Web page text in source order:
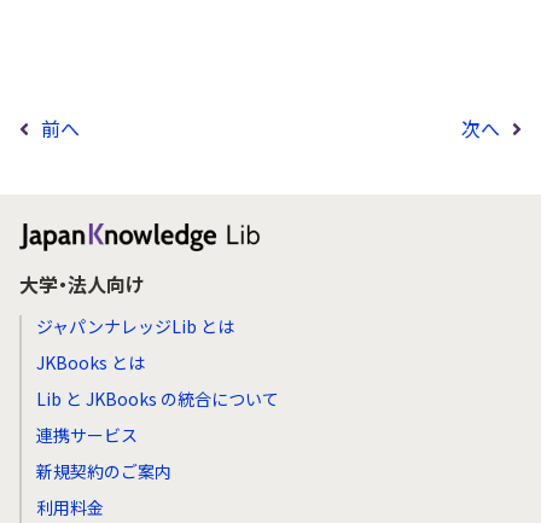
前へ 次へ
大学・法人向け
ジャパンナレッジLib とは
JKBooks とは
Lib と JKBooks の統合について
連携サービス
新規契約のご案内
利用料金